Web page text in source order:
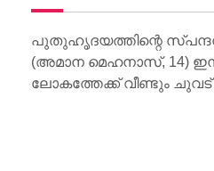
പുതുഹൃദയത്തിന്റെ
(അമാന മെഹനാസ്, 14)
ലോകത്തേക്ക് വീണ്ടും